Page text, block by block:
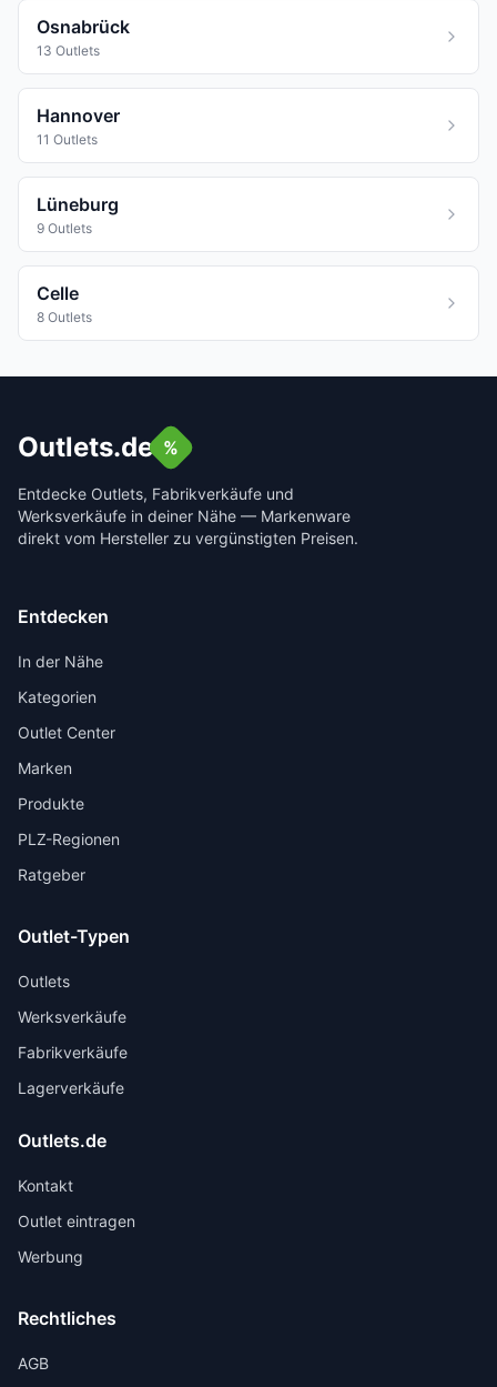
Osnabrück
13 Outlets
Hannover
11 Outlets
Lüneburg
9 Outlets
Celle
8 Outlets
Outlets.de %
Entdecke Outlets, Fabrikverkäufe und
Werksverkäufe in deiner Nähe — Markenware
direkt vom Hersteller zu vergünstigten Preisen.
Entdecken
In der Nähe
Kategorien
Outlet Center
Marken
Produkte
PLZ-Regionen
Ratgeber
Outlet-Typen
Outlets
Werksverkäufe
Fabrikverkäufe
Lagerverkäufe
Outlets.de
Kontakt
Outlet eintragen
Werbung
Rechtliches
AGB